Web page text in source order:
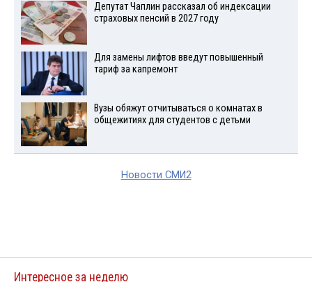
Депутат Чаплин рассказал об индексации
страховых пенсий в 2027 году
Для замены лифтов введут повышенный
тариф за капремонт
Вузы обяжут отчитываться о комнатах в
общежитиях для студентов с детьми
Новости СМИ2
Интересное за неделю